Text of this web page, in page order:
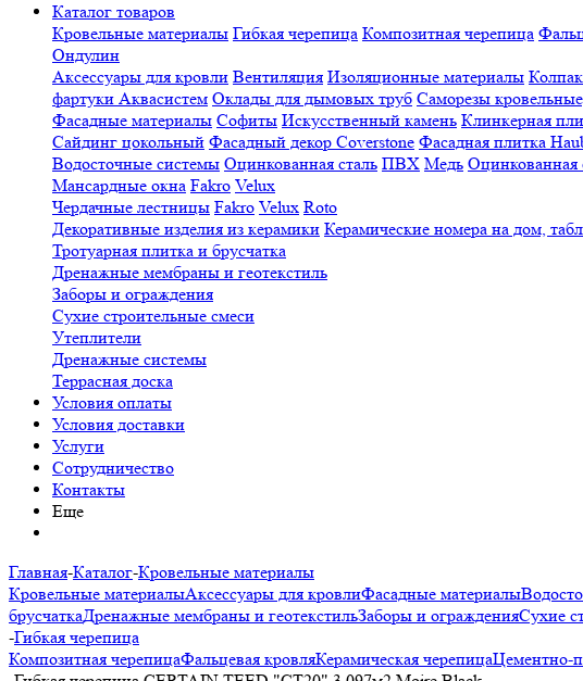
Каталог товаров
Кровельные материалы Гибкая черепица Композитная черепица
Ондулин
Аксессуары для кровли Вентиляция Изоляционные материалы
фартуки Аквасистем Оклады для дымовых труб Саморезы
Фасадные материалы Софиты Искусственный камень Клинкерная
Сайдинг цокольный Фасадный декор Coverstone Фасадная плитка
Водосточные системы Оцинкованная сталь ПВХ Медь Оцинкованная
Мансардные окна Fakro Velux
Чердачные лестницы Fakro Velux Roto
Декоративные изделия из керамики Керамические номера на дом,
Тротуарная плитка и брусчатка
Дренажные мембраны и геотекстиль
Заборы и ограждения
Сухие строительные смеси
Утеплители
Дренажные системы
Террасная доска
Условия оплаты
Условия доставки
Услуги
Сотрудничество
Контакты
Еще
Главная-Каталог-Кровельные материалы
Кровельные материалыАксессуары для кровлиФасадные материалы
брусчаткаДренажные мембраны и геотекстильЗаборы и огражденияСухие
-Гибкая черепица
Композитная черепицаФальцевая кровляКерамическая черепицаЦементно-